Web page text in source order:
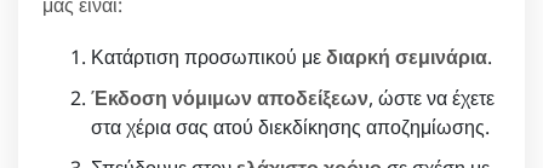
Κατάρτιση προσωπικού μεδιαρκή σεμινάρια.
Έκδοση νόμιμων αποδείξεων, ώστε να έχετε
στα χέρια σας ατού διεκδίκησης αποζημίωσης.